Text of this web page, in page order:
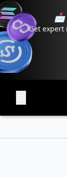
📩
Get